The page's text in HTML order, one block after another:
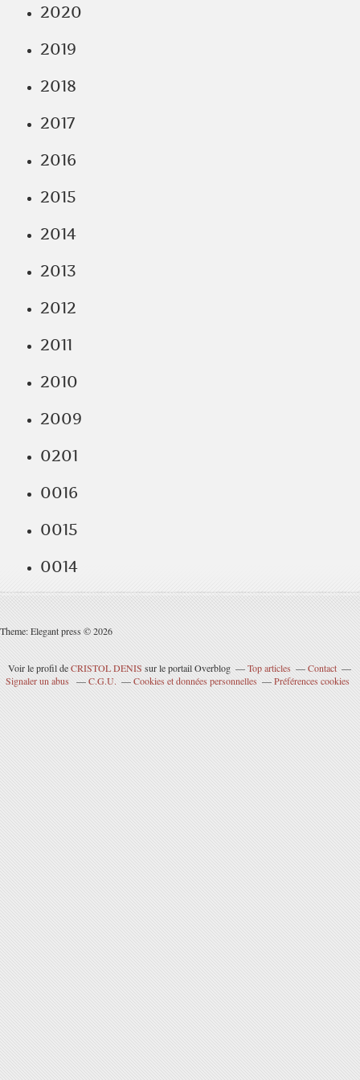
2020
2019
2018
2017
2016
2015
2014
2013
2012
2011
2010
2009
0201
0016
0015
0014
Theme: Elegant press © 2026
Voir le profil deCRISTOL DENIS sur le portail Overblog Top articles
Contact
Signaler un abus
C.G.U. Cookies et données personnelles Préférences cookies